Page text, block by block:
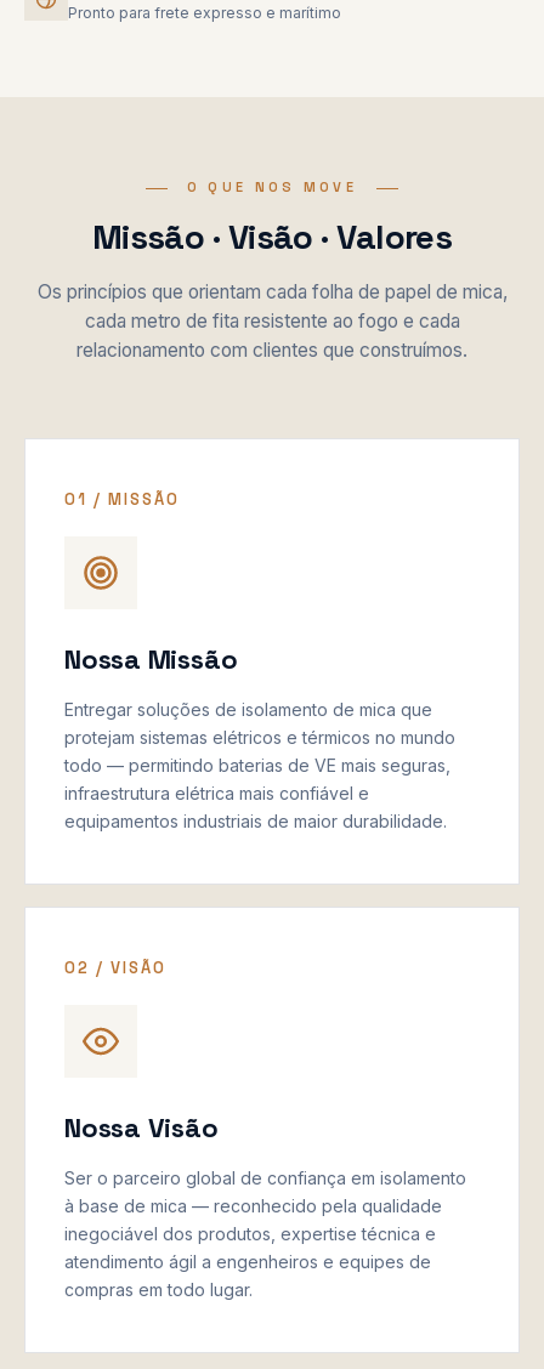
Pronto para frete expresso e marítimo
O QUE NOS MOVE
Missão · Visão · Valores
Os princípios que orientam cada folha de papel de mica,
cada metro de fita resistente ao fogo e cada
relacionamento com clientes que construímos.
01 / MISSÃO
Nossa Missão
Entregar soluções de isolamento de mica que
protejam sistemas elétricos e térmicos no mundo
todo — permitindo baterias de VE mais seguras,
infraestrutura elétrica mais confiável e
equipamentos industriais de maior durabilidade.
02 / VISÃO
Nossa Visão
Ser o parceiro global de confiança em isolamento
à base de mica — reconhecido pela qualidade
inegociável dos produtos, expertise técnica e
atendimento ágil a engenheiros e equipes de
compras em todo lugar.